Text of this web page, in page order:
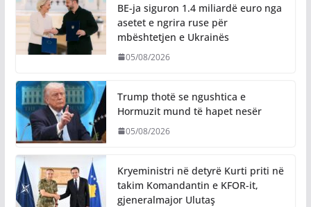
BE-ja siguron 1.4 miliardë euro nga
asetet e ngrira ruse për
mbështetjen e Ukrainës
05/08/2026
Trump thotë se ngushtica e
Hormuzit mund të hapet nesër
05/08/2026
Kryeministri në detyrë Kurti priti në
takim Komandantin e KFOR-it,
gjeneralmajor Ulutaş